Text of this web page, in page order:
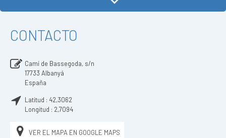
CONTACTO
Camí de Bassegoda, s/n
17733 Albanyá
España
Latitud : 42,3062
Longitud : 2,7094
VER EL MAPA EN GOOGLE MAPS